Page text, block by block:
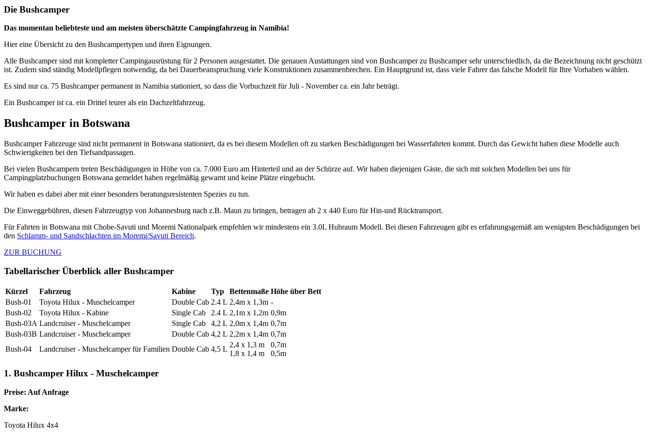
Die Bushcamper
Das momentan beliebteste und am meisten überschätzte Campingfahrzeug in Namibia!
Hier eine Übersicht zu den Bushcampertypen und ihren Eignungen.
Alle Bushcamper sind mit kompletter Campingausrüstung für 2 Personen ausgestattet. Die genauen Austattungen sind von Bushcamper zu Bushcamper sehr unterschiedlich, da die Bezeichnung nicht geschützt
ist. Zudem sind ständig Modellpflegen notwendig, da bei Dauerbeanspruchung viele Konstruktionen zusammenbrechen. Ein Hauptgrund ist, dass viele Fahrer das falsche Modell für Ihre Vorhaben wählen.
Es sind nur ca. 75 Bushcamper permanent in Namibia stationiert, so dass die Vorbuchzeit für Juli - November ca. ein Jahr beträgt.
Ein Bushcamper ist ca. ein Drittel teurer als ein Dachzeltfahrzeug.
Bushcamper in Botswana
Bushcamper Fahrzeuge sind nicht permanent in Botswana stationiert, da es bei diesem Modellen oft zu starken Beschädigungen bei Wasserfahrten kommt. Durch das Gewicht haben diese Modelle auch
Schwierigkeiten bei den Tiefsandpassagen.
Bei vielen Bushcampern treten Beschädigungen in Höhe von ca. 7.000 Euro am Hinterteil und an der Schürze auf. Wir haben diejenigen Gäste, die sich mit solchen Modellen bei uns für
Campingplatzbuchungen Botswana gemeldet haben regelmäßig gewarnt und keine Plätze eingebucht.
Wir haben es dabei aber mit einer besonders beratungsresistenten Spezies zu tun.
Die Einweggebühren, diesen Fahrzeugtyp von Johannesburg nach z.B. Maun zu bringen, betragen ab 2 x 440 Euro für Hin-und Rücktransport.
Für Fahrten in Botswana mit Chobe-Savuti und Moremi Nationalpark empfehlen wir mindestens ein 3.0L Hubraum Modell. Bei diesen Fahrzeugen gibt es erfahrungsgemäß am wenigsten Beschädigungen bei
den Schlamm- und Sandschlachten im Moremi/Savuti Bereich.
ZUR BUCHUNG
Tabellarischer Überblick aller Bushcamper
Kürzel Fahrzeug Kabine Typ Bettenmaße Höhe über Bett
Bush-01
Toyota Hilux - Muschelcamper Double Cab 2.4 L 2,4m x 1,3m -
Bush-02
Toyota Hilux - Kabine Single Cab 2.4 L 2,1m x 1,2m 0,9m
Bush-03A Landcruiser - Muschelcamper Single Cab 4,2 L 2,0m x 1,4m 0,7m
Bush-03B Landcruiser - Muschelcamper Double Cab 4,2 L 2,2m x 1,4m 0,7m
Bush-04
Landcruiser - Muschelcamper für Familien Double Cab 4,5 L
2,4 x 1,3 m
1,8 x 1,4 m
0,7m
0,5m
1. Bushcamper Hilux - Muschelcamper
Preise: Auf Anfrage
Marke:
Toyota Hilux 4x4